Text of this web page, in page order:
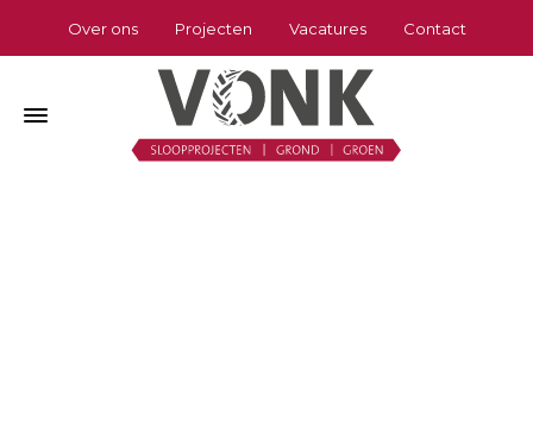
Over ons Projecten Vacatures Contact